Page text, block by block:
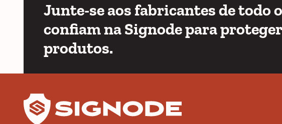
Junte-se aos fabricantes de todo
confiam na Signode para
produtos.